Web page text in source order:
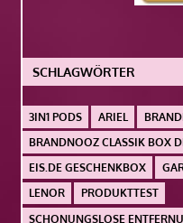
SCHLAGWÖRTER
3IN1 PODS ARIEL
BRANDNOOZ CLASSIK BOX
EIS.DE GESCHENKBOX
LENOR
PRODUKTTEST
SCHONUNGSLOSE